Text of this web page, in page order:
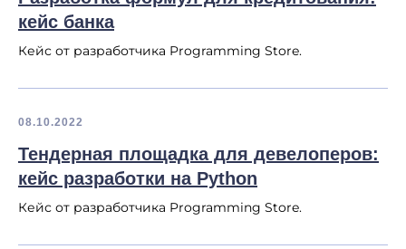
кейс банка
Кейс от разработчика Programming Store.
08.10.2022
Тендерная площадка для девелоперов:
кейс разработки на Python
Кейс от разработчика Programming Store.